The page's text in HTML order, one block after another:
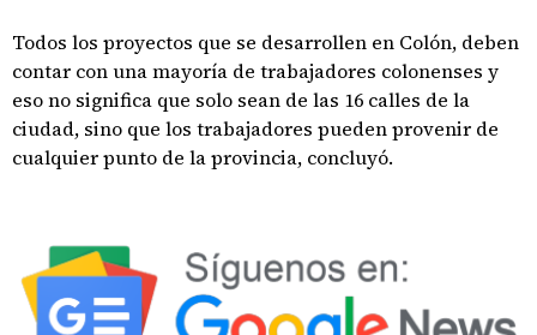
Todos los proyectos que se desarrollen en Colón, deben
contar con una mayoría de trabajadores colonenses y
eso no significa que solo sean de las 16 calles de la
ciudad, sino que los trabajadores pueden provenir de
cualquier punto de la provincia, concluyó.